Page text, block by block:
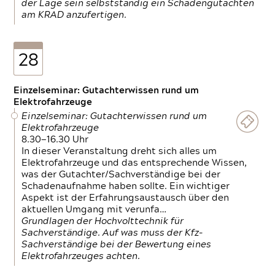
der Lage sein selbstständig ein Schadengutachten
am KRAD anzufertigen.
28
Einzelseminar: Gutachterwissen rund um
Elektrofahrzeuge
Einzelseminar: Gutachterwissen rund um
Elektrofahrzeuge
8.30—16.30 Uhr
In dieser Veranstaltung dreht sich alles um
Elektrofahrzeuge und das entsprechende Wissen,
was der Gutachter/Sachverständige bei der
Schadenaufnahme haben sollte. Ein wichtiger
Aspekt ist der Erfahrungsaustausch über den
aktuellen Umgang mit verunfa…
Grundlagen der Hochvolttechnik für
Sachverständige. Auf was muss der Kfz-
Sachverständige bei der Bewertung eines
Elektrofahrzeuges achten.